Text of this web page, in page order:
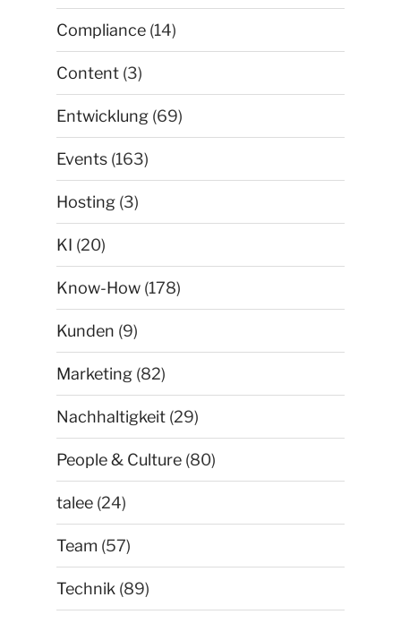
Compliance (14)
Content (3)
Entwicklung (69)
Events (163)
Hosting (3)
KI (20)
Know-How (178)
Kunden (9)
Marketing (82)
Nachhaltigkeit (29)
People & Culture (80)
talee (24)
Team (57)
Technik (89)